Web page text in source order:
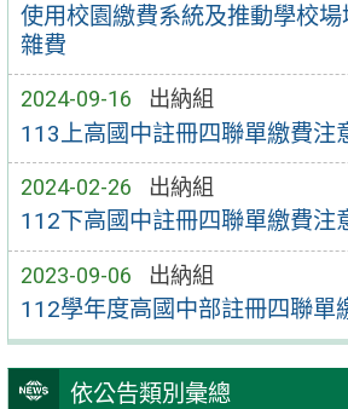
使用校園繳費系統及推動學校
雜費
2024-09-16 出納組
113上高國中註冊四聯單繳費注
2024-02-26 出納組
112下高國中註冊四聯單繳費注
2023-09-06 出納組
112學年度高國中部註冊四聯單
依公告類別彙總